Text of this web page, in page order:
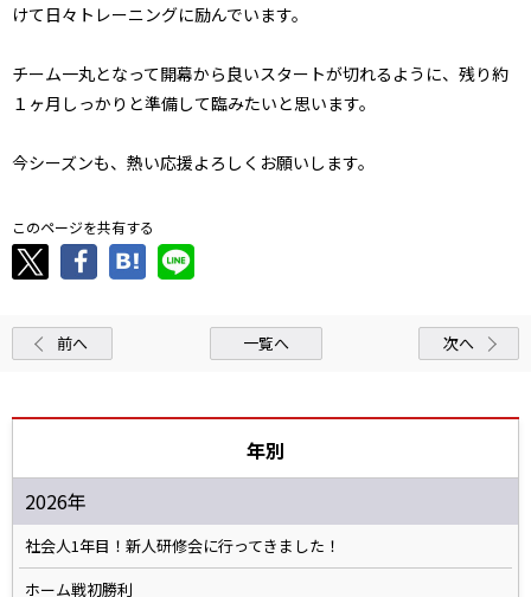
けて日々トレーニングに励んでいます。
チーム一丸となって開幕から良いスタートが切れるように、残り約
１ヶ月しっかりと準備して臨みたいと思います。
今シーズンも、熱い応援よろしくお願いします。
このページを共有する
前へ 一覧へ 次へ
年別
2026年
社会人1年目！新人研修会に行ってきました！
ホーム戦初勝利